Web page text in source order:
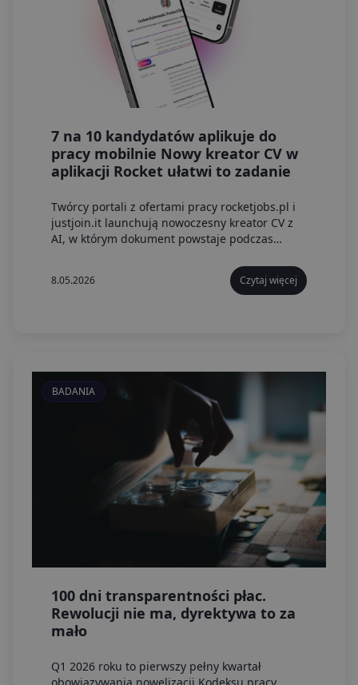
7 na 10 kandydatów aplikuje do
pracy mobilnie Nowy kreator CV w
aplikacji Rocket ułatwi to zadanie
Twórcy portali z ofertami pracy rocketjobs.pl i
justjoin.it launchują nowoczesny kreator CV z
AI, w którym dokument powstaje podczas
8.05.2026 Czytaj więcej
BADANIA
100 dni transparentności płac.
Rewolucji nie ma, dyrektywa to za
mało
Q1 2026 roku to pierwszy pełny kwartał